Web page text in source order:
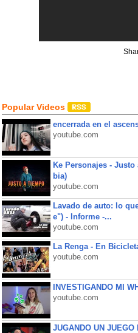
Popular Videos
encerrada en el
youtube.com
Ke Personajes -
bia)
youtube.com
Lavado de auto: lo
e") - Informe -...
youtube.com
La Renga - En
youtube.com
INVESTIGANDO MI
youtube.com
JUGANDO UN JUEGO